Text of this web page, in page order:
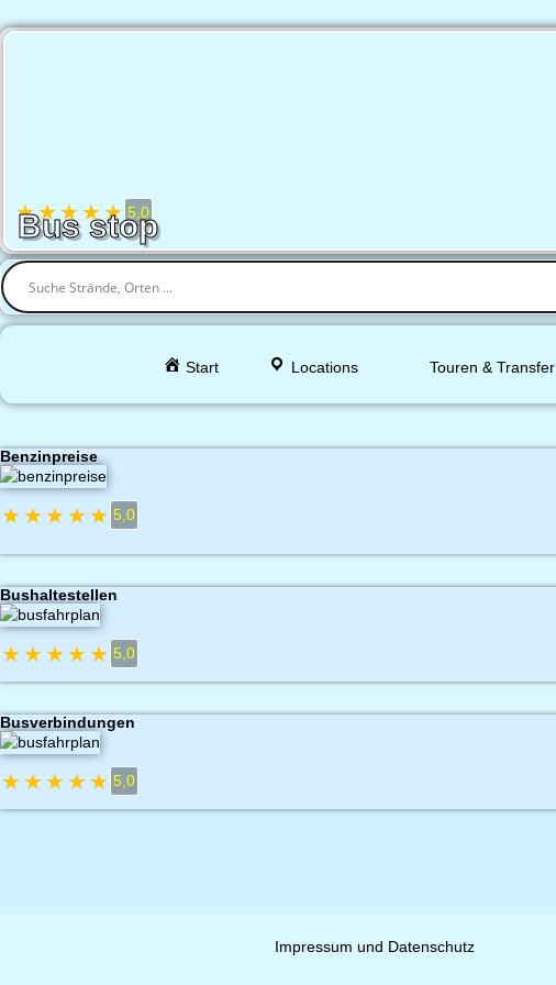
★★★★★ 5,0
Bus stop
Start Locations Touren & Transfer
Benzinpreise
★★★★★ 5,0
Bushaltestellen
★★★★★ 5,0
Busverbindungen
★★★★★ 5,0
Impressum und Datenschutz